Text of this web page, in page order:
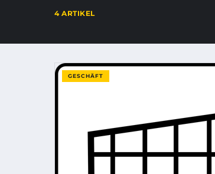
4 ARTIKEL
GESCHÄFT